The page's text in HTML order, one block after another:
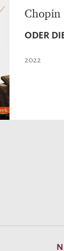
Chopin
ODER
2022